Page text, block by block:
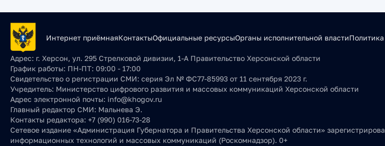
Интернет приёмнаяКонтактыОфициальные ресурсыОрганы исполнительной власти
Адрес: г. Херсон, ул. 295 Стрелковой дивизии, 1-А Правительство Херсонской области
График работы: ПН-ПТ: 09:00 - 17:00
Свидетельство о регистрации СМИ: серия Эл № ФС77-85993 от 11 сентября 2023 г.
Учредитель: Министерство цифрового развития и массовых коммуникаций Херсонской области
Адрес электронной почты: info@khogov.ru
Главный редактор СМИ: Мальнева Э.
Контакты редактора: +7 (990) 016-73-28
Сетевое издание «Администрация Губернатора и Правительства Херсонской области»
информационных технологий и массовых коммуникаций (Роскомнадзор). 0+